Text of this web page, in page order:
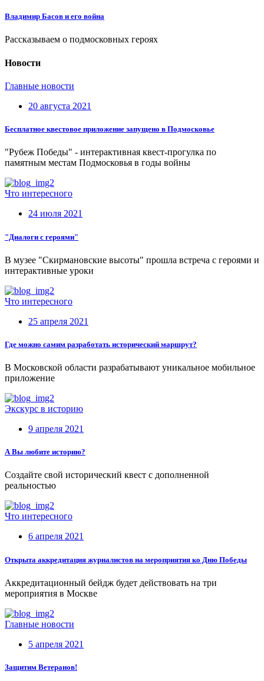
Владимир Басов и его война
Рассказываем о подмосковных героях
Новости
Главные новости
20 августа 2021
Бесплатное квестовое приложение запущено в Подмосковье
"Рубеж Победы" - интерактивная квест-прогулка по
памятным местам Подмосковья в годы войны
Что интересного
24 июля 2021
"Диалоги с героями"
В музее "Скирмановские высоты" прошла встреча с героями и
интерактивные уроки
Что интересного
25 апреля 2021
Где можно самим разработать исторический маршрут?
В Московской области разрабатывают уникальное мобильное
приложение
Экскурс в историю
9 апреля 2021
А Вы любите историю?
Создайте свой исторический квест с дополненной
реальностью
Что интересного
6 апреля 2021
Открыта аккредитация журналистов на мероприятия ко Дню Победы
Аккредитационный бейдж будет действовать на три
мероприятия в Москве
Главные новости
5 апреля 2021
Защитим Ветеранов!